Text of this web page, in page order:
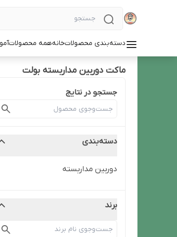
دسته‌بندی محصولاتخانههمه محصولات
ماکت دوربین مداربسته بولت
جستجو در نتایج
دسته‌بندی
دوربین‌ مداربسته
برند